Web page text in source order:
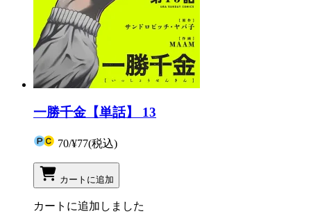
一勝千金【単話】 13
70/¥77(税込)
カートに追加
カートに追加しました